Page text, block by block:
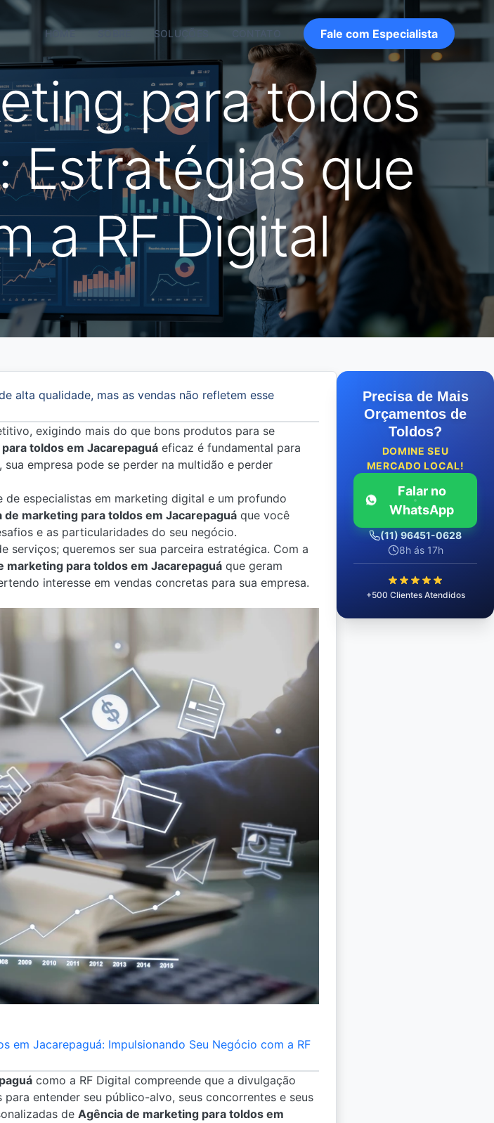
HOME SOBRE SOLUÇÕES Fale com Especialista
para toldos
Estratégias que
a RF Digital
alta qualidade, mas as vendas não refletem esse
exigindo mais do que bons produtos para se
toldos em Jacarepaguá eficaz é fundamental para
empresa pode se perder na multidão e perder
de especialistas em marketing digital e um profundo
de marketing para toldos em Jacarepaguá que você
e as particularidades do seu negócio.
serviços; queremos ser sua parceira estratégica. Com a
marketing para toldos em Jacarepaguá que geram
interesse em vendas concretas para sua empresa.
em Jacarepaguá: Impulsionando Seu Negócio com a RF
como a RF Digital compreende que a divulgação
entender seu público-alvo, seus concorrentes e seus
de Agência de marketing para toldos em
Precisa de Mais
Orçamentos de
Toldos?
DOMINE SEU
MERCADO LOCAL!
Falar no
WhatsApp
(11) 96451-0628
8h ás 17h
+500 Clientes Atendidos